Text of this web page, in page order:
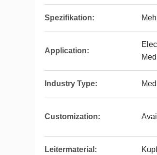
Spezifikation:
Application:
Industry Type:
Customization:
Leitermaterial: